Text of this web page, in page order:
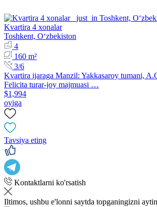
Kvartira 4 xonalar
Toshkent, Oʻzbekiston
4
160 m²
3/6
Kvartira ijaraga Manzil: Yakkasaroy tumani,
Felicita turar-joy majmuasi …
$1,994
oyiga
Tavsiya eting
Kontaktlarni ko'rsatish
Iltimos, ushbu e'lonni saytda topganingizni